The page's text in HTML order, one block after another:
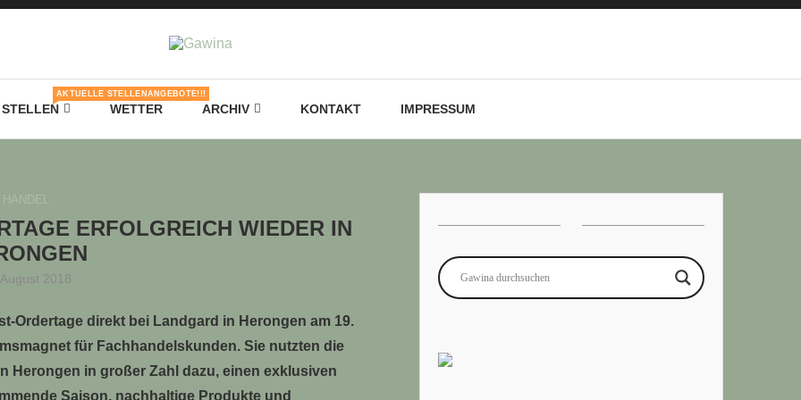
STELLEN
AKTUELLE STELLENANGEBOTE!!!
WETTER ARCHIV KONTAKT IMPRESSUM
ERFOLGREICH WIEDER IN
2018
Ordertage direkt bei Landgard in Herongen am 19.
für Fachhandelskunden. Sie nutzten die
Herongen in großer Zahl dazu, einen exklusiven
Saison, nachhaltige Produkte und